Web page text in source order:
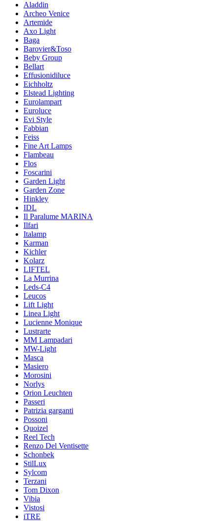
Aladdin
Archeo Venice
Artemide
Axo Light
Baga
Barovier&Toso
Beby Group
Bellart
Effusionidiluce
Eichholtz
Elstead Lighting
Eurolampart
Euroluce
Evi Style
Fabbian
Feiss
Fine Art Lamps
Flambeau
Flos
Foscarini
Garden Light
Garden Zone
Hinkley
IDL
Il Paralume MARINA
Ilfari
Italamp
Karman
Kichler
Kolarz
LIFTEL
La Murrina
Leds-C4
Leucos
Lift Light
Linea Light
Lucienne Monique
Lustrarte
MM Lampadari
MW-Light
Masca
Masiero
Morosini
Norlys
Orion Leuchten
Passeri
Patrizia garganti
Possoni
Quoizel
Reel Tech
Renzo Del Ventisette
Schonbek
StilLux
Sylcom
Terzani
Tom Dixon
Vibia
Vistosi
iTRE